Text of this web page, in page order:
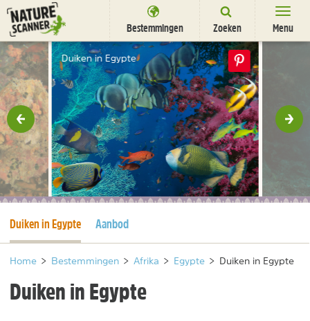
Ga
naar
content
Bestemmingen Zoeken Menu
Bestemmingen
Overnachten
Activiteiten
Natuurparken
Dieren
Nieuwsbrief
Duiken in Egypte
Huidige pagina
Duiken in Egypte Aanbod
Home > Bestemmingen > Afrika > Egypte > Duiken in Egypte
Duiken in Egypte